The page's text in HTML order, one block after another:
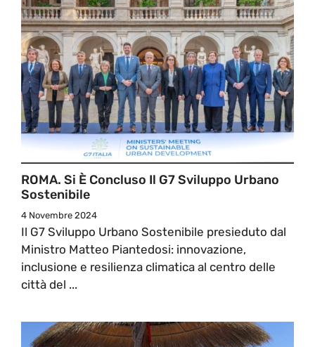
ROMA. Si È Concluso Il G7 Sviluppo Urbano
Sostenibile
4 Novembre 2024
Il G7 Sviluppo Urbano Sostenibile presieduto dal
Ministro Matteo Piantedosi: innovazione,
inclusione e resilienza climatica al centro delle
città del ...